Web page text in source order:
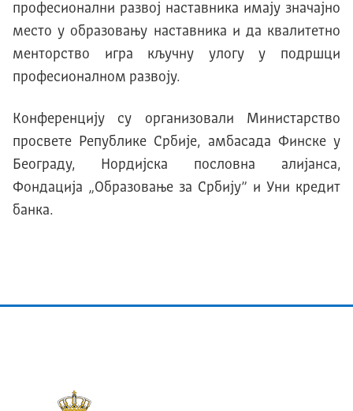
професионални развој наставника имају значајно
место у образовању наставника и да квалитетно
менторство игра кључну улогу у подршци
професионалном развоју.
Конференцију су организовали Министарство
просвете Републике Србије, амбасада Финске у
Београду, Нордијска пословна алијанса,
Фондација „Образовање за Србију” и Уни кредит
банка.